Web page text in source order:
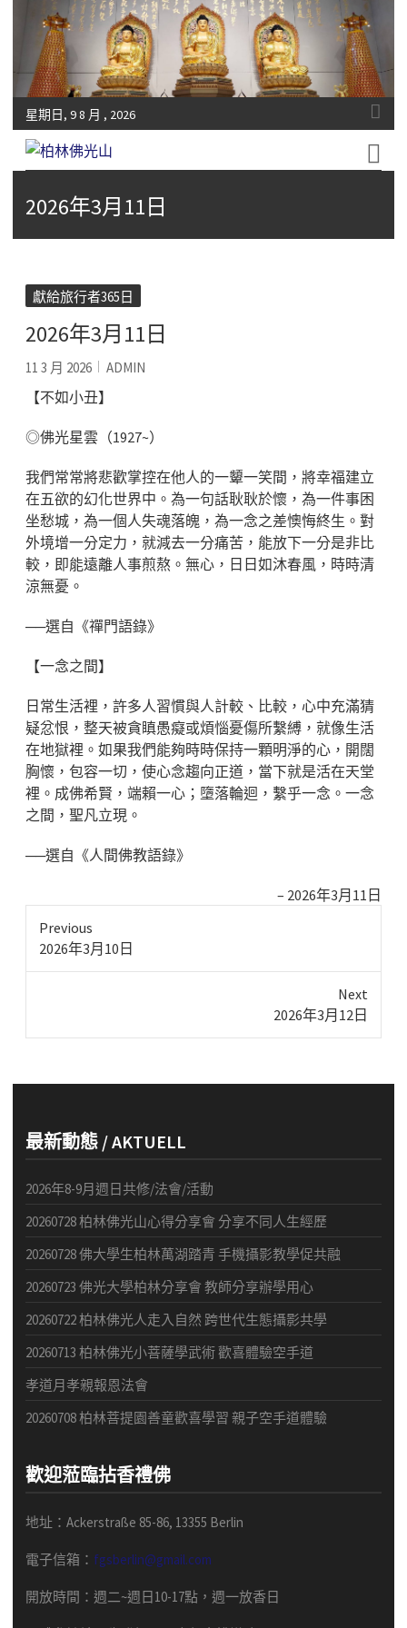
星期日, 9 8 月 , 2026
Fo-Guang-Shan-Tempel, Berlin e.V.
2026年3月11日
獻給旅行者365日
2026年3月11日
11 3 月 2026 ADMIN
【不如小丑】
◎佛光星雲（1927~）
我們常常將悲歡掌控在他人的一顰一笑間，將幸福建立
在五欲的幻化世界中。為一句話耿耿於懷，為一件事困
坐愁城，為一個人失魂落魄，為一念之差懊悔終生。對
外境增一分定力，就減去一分痛苦，能放下一分是非比
較，即能遠離人事煎熬。無心，日日如沐春風，時時清
涼無憂。
──選自《禪門語錄》
【一念之間】
日常生活裡，許多人習慣與人計較、比較，心中充滿猜
疑忿恨，整天被貪瞋愚癡或煩惱憂傷所繫縛，就像生活
在地獄裡。如果我們能夠時時保持一顆明淨的心，開闊
胸懷，包容一切，使心念趨向正道，當下就是活在天堂
裡。成佛希賢，端賴一心；墮落輪迴，繫乎一念。一念
之間，聖凡立現。
──選自《人間佛教語錄》
2026年3月11日
Previous
Previous
2026年3月10日
Next
2026年3月12日
最新動態 / AKTUELL
2026年8-9月週日共修/法會/活動
20260728 柏林佛光山心得分享會 分享不同人生經歷
20260728 佛大學生柏林萬湖踏青 手機攝影教學促共融
20260723 佛光大學柏林分享會 教師分享辦學用心
20260722 柏林佛光人走入自然 跨世代生態攝影共學
20260713 柏林佛光小菩薩學武術 歡喜體驗空手道
孝道月孝親報恩法會
20260708 柏林菩提園善童歡喜學習 親子空手道體驗
歡迎蒞臨拈香禮佛
地址：Ackerstraße 85-86, 13355 Berlin
電子信箱： fgsberlin@gmail.com
開放時間 ： 週二~週日 10-17點， 週一放香日